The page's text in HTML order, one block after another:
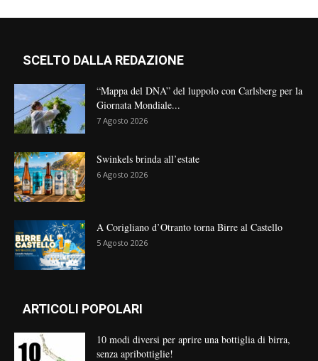
SCELTO DALLA REDAZIONE
“Mappa del DNA” del luppolo con Carlsberg per la
Giornata Mondiale...
7 Agosto 2026
Swinkels brinda all’estate
6 Agosto 2026
A Corigliano d’Otranto torna Birre al Castello
5 Agosto 2026
ARTICOLI POPOLARI
10 modi diversi per aprire una bottiglia di birra,
senza apribottiglie!